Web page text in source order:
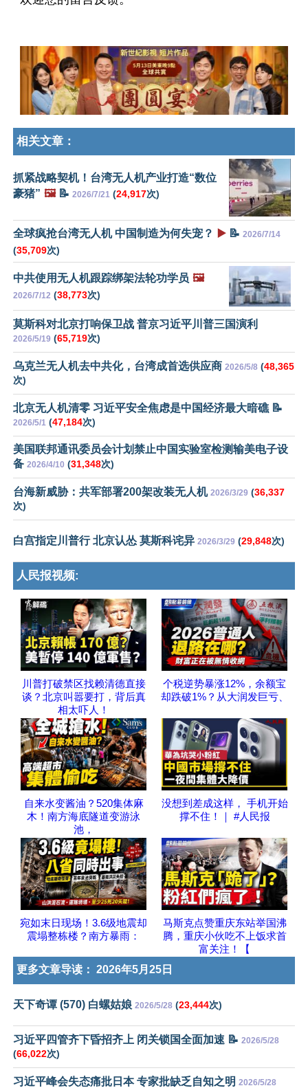
相关文章：
抓紧战略契机！台湾无人机产业打造“数位
豪猪” 🖼️📝 2026/7/21 (24,917次)
全球疯抢台湾无人机 中国制造为何失宠？ ▶️ 📝 2026/7/14
(35,709次)
中共使用无人机跟踪绑架法轮功学员 🖼️
2026/7/12 (38,773次)
莫斯科对北京打响保卫战 普京习近平川普三国演利
2026/5/19 (65,719次)
乌克兰无人机去中共化，台湾成首选供应商 2026/5/8 (48,365
次)
北京无人机清零 习近平安全焦虑是中国经济最大暗礁 📝
2026/5/1 (47,184次)
美国联邦通讯委员会计划禁止中国实验室检测输美电子设
备 2026/4/10 (31,348次)
台海新威胁：共军部署200架改装无人机 2026/3/29 (36,337
次)
白宫指定川普行 北京认怂 莫斯科诧异 2026/3/29 (29,848次)
人民报视频:
川普打破禁区找赖清德直接
谈？北京叫嚣要打，背后真
相太吓人！
个税逆势暴涨12%，余额宝
却跌破1%？从大润发巨亏、
自来水变酱油？520集体麻
木！南方海底隧道变游泳
池，
没想到差成这样， 手机开始
撑不住！｜ #人民报
宛如末日现场！3.6级地震却
震塌整栋楼？南方暴雨：
马斯克点赞重庆东站举国沸
腾，重庆小伙吃不上饭求首
富关注！【
更多文章导读： 2026年5月25日
天下奇谭 (570) 白螺姑娘 2026/5/28 (23,444次)
习近平四管齐下昏招齐上 闭关锁国全面加速 📝 2026/5/28
(66,022次)
习近平峰会失态痛批日本 专家批缺乏自知之明 2026/5/28